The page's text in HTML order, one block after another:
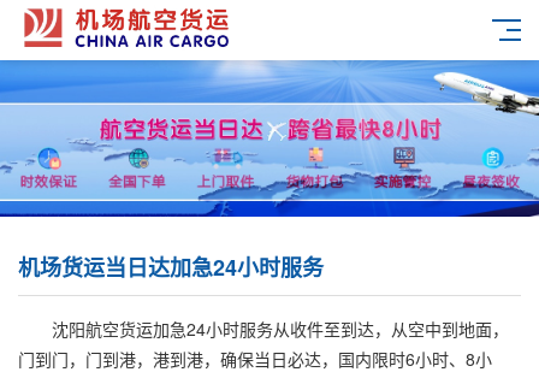
机场货运当日达加急24小时服务
沈阳航空货运加急24小时服务从收件至到达，从空中到地面，
门到门，门到港，港到港，确保当日必达，国内限时6小时、8小